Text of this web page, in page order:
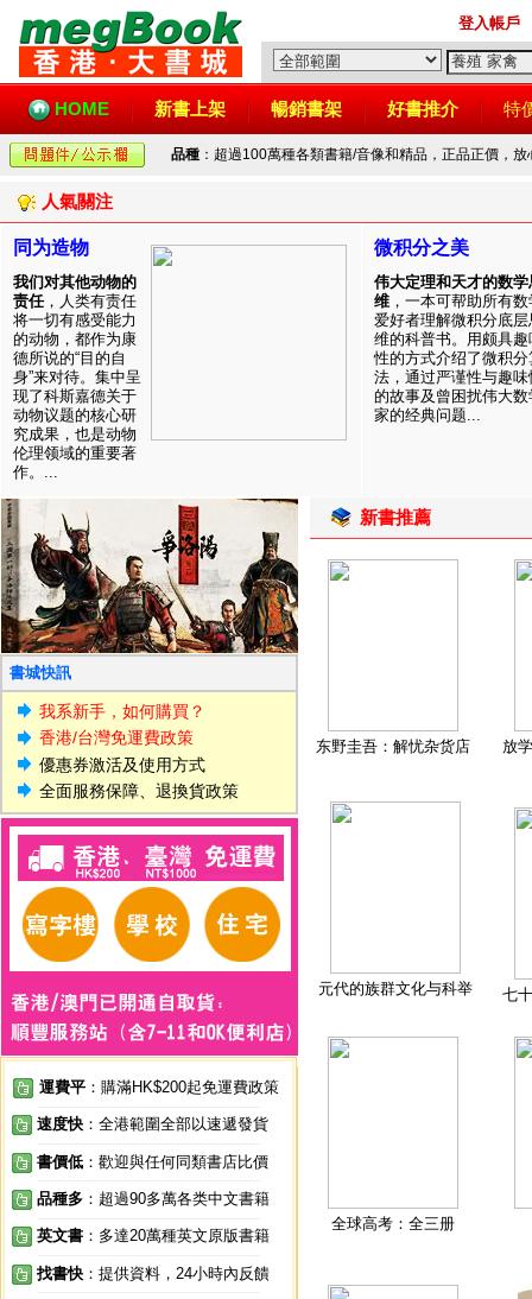
登入帳戶
HOME 新書上架 暢銷書架 好書推介 特
品種 ：超過100萬種各類書籍/音像和精品，正品正價，
人氣關注
同为造物
我们对其他动物的
责任，人类有责任
将一切有感受能力
的动物，都作为康
德所说的“目的自
身”来对待。集中呈
现了科斯嘉德关于
动物议题的核心研
究成果，也是动物
伦理领域的重要著
作。...
微积分之美
伟大定理和天才的数学
维 ，一本可帮助所有数
爱好者理解微积分底层
维的科普书。用颇具趣
性的方式介绍了微积分
法，通过严谨性与趣味
的故事及曾困扰伟大数
家的经典问题...
書城快訊
我系新手，如何購買？
香港/台灣免運費政策
優惠券激活及使用方式
全面服務保障、退換貨政策
運費平 ：購滿HK$200起免運費政策
速度快 ：全港範圍全部以速遞發貨
書價低 ：歡迎與任何同類書店比價
品種多 ：超過90多萬各类中文書籍
英文書 ：多達20萬種英文原版書籍
找書快 ：提供資料，24小時內反饋
新書推薦
东野圭吾：解忧杂货店 放
元代的族群文化与科举 七
全球高考：全三册